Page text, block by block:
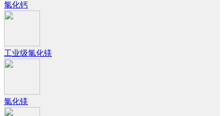
氯化钙
工业级氯化镁
氯化镁